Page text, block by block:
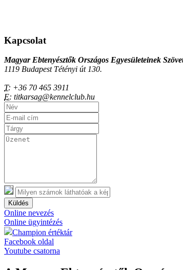
Kapcsolat
Magyar Ebtenyésztők Országos Egyesületeinek
1119 Budapest Tétényi út 130.
T: +36 70 465 3911
E: titkarsag@kennelclub.hu
Küldés
Online nevezés
Online ügyintézés
Champion értéktár
Facebook oldal
Youtube csatorna